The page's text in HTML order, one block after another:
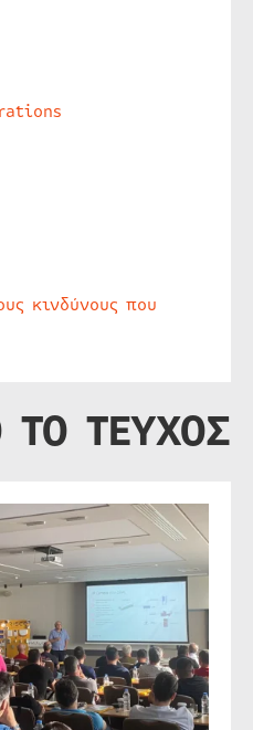
κινδύνους που
ΤΟ ΤΕΥΧΟΣ